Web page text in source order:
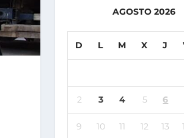
AGOSTO 2026
D L M X J
2 3 4 5 6
9 10 11 12 13